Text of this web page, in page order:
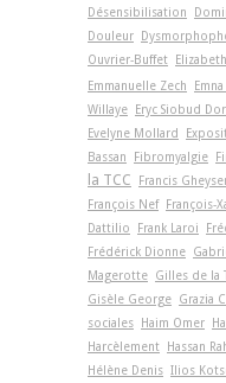
Désensibilisation
Douleur
Ouvrier-Buffet
Emmanuelle Zech
Willaye
Eryc Siobud
Evelyne Mollard
Bassan
Fibromyalgie
la TCC
Francis
François Nef
François-
Dattilio
Frank Laroi
Frédérick Dionne
Magerotte Gilles de la
Gisèle George Grazia
sociales
Haim Omer
Harcèlement
Hassan
Hélène Denis Ilios